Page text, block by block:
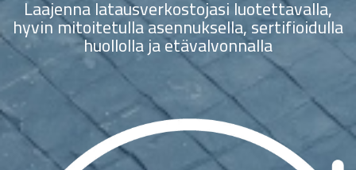
Laajenna latausverkostojasi luotettavalla,
hyvin mitoitetulla asennuksella, sertifioidulla
huollolla ja etävalvonnalla